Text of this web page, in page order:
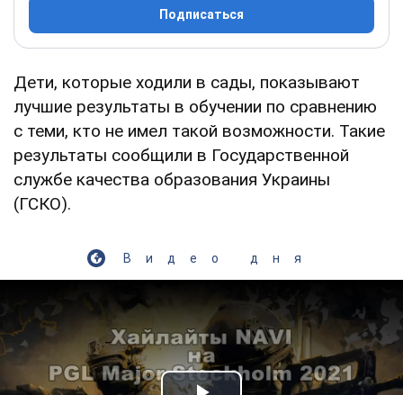
Подписаться
Дети, которые ходили в сады, показывают
лучшие результаты в обучении по сравнению
с теми, кто не имел такой возможности. Такие
результаты сообщили в Государственной
службе качества образования Украины
(ГСКО).
Видео дня